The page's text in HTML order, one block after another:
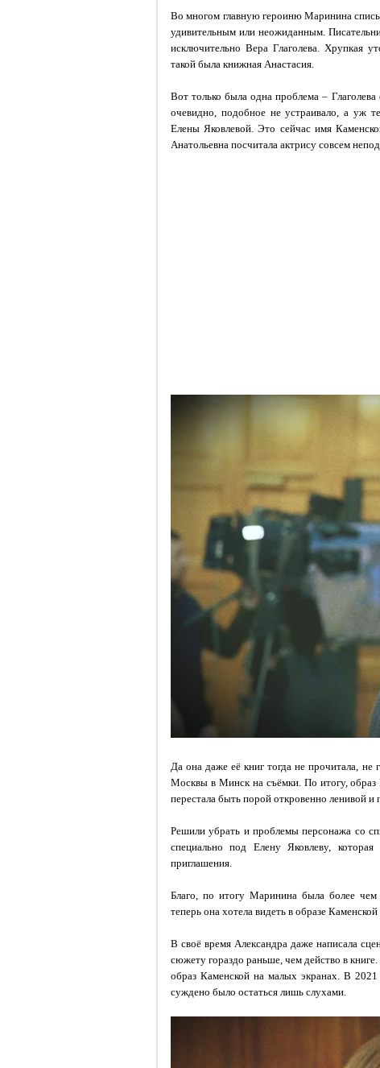
Во многом главную героиню Маринина
удивительным или неожиданным.
исключительно Вера Глаголева. Хрупкая
такой была книжная Анастасия.
Вот только была одна проблема –
очевидно, подобное не устраивало, а уж
Елены Яковлевой. Это сейчас имя
Анатольевна посчитала актрису совсем
Да она даже её книг тогда не прочитала, не
Москвы в Минск на съёмки. По итогу, образ
перестала быть порой откровенно ленивой и
Решили убрать и проблемы персонажа со
специально под Елену Яковлеву, которая
приглашения.
Благо, по итогу Маринина была более чем
теперь она хотела видеть в образе
В своё время Александра даже написала
сюжету гораздо раньше, чем действо в
образ Каменской на малых экранах. В
суждено было остаться лишь слухами.